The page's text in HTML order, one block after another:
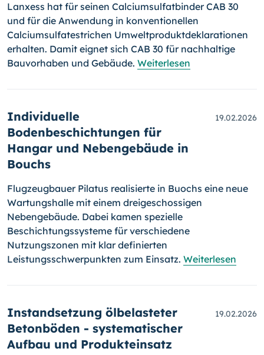
Lanxess hat für seinen Calciumsulfatbinder CAB 30
und für die Anwendung in konventionellen
Calciumsulfatestrichen Umweltproduktdeklarationen
erhalten. Damit eignet sich CAB 30 für nachhaltige
Bauvorhaben und Gebäude. Weiterlesen
Individuelle
Bodenbeschichtungen für
Hangar und Nebengebäude in
Bouchs
19.02.2026
Flugzeugbauer Pilatus realisierte in Buochs eine neue
Wartungshalle mit einem dreigeschossigen
Nebengebäude. Dabei kamen spezielle
Beschichtungssysteme für verschiedene
Nutzungszonen mit klar definierten
Leistungsschwerpunkten zum Einsatz. Weiterlesen
Instandsetzung ölbelasteter
Betonböden - systematischer
Aufbau und Produkteinsatz
19.02.2026